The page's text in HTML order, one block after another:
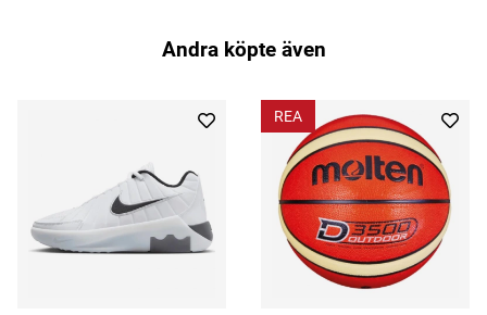
Andra köpte även
REA